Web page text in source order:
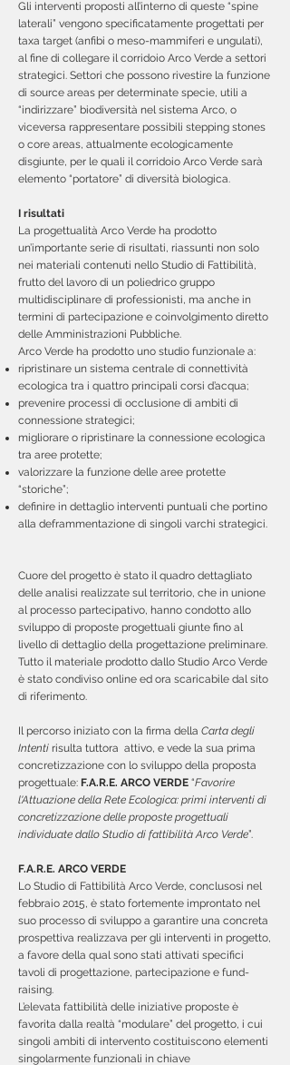
Gli interventi proposti all’interno di queste “spine
laterali” vengono specificatamente progettati per
taxa target (anfibi o meso-mammiferi e ungulati),
al fine di collegare il corridoio Arco Verde a settori
strategici. Settori che possono rivestire la funzione
di source areas per determinate specie, utili a
“indirizzare” biodiversità nel sistema Arco, o
viceversa rappresentare possibili stepping stones
o core areas, attualmente ecologicamente
disgiunte, per le quali il corridoio Arco Verde sarà
elemento “portatore” di diversità biologica.
I risultati
La progettualità Arco Verde ha prodotto
un’importante serie di risultati, riassunti non solo
nei materiali contenuti nello Studio di Fattibilità,
frutto del lavoro di un poliedrico gruppo
multidisciplinare di professionisti, ma anche in
termini di partecipazione e coinvolgimento diretto
delle Amministrazioni Pubbliche.
Arco Verde ha prodotto uno studio funzionale a:
ripristinare un sistema centrale di connettività
ecologica tra i quattro principali corsi d’acqua;
prevenire processi di occlusione di ambiti di
connessione strategici;
migliorare o ripristinare la connessione ecologica
tra aree protette;
valorizzare la funzione delle aree protette
“storiche”;
definire in dettaglio interventi puntuali che portino
alla deframmentazione di singoli varchi strategici.
Cuore del progetto è stato il quadro dettagliato
delle analisi realizzate sul territorio, che in unione
al processo partecipativo, hanno condotto allo
sviluppo di proposte progettuali giunte fino al
livello di dettaglio della progettazione preliminare.
Tutto il materiale prodotto dallo Studio Arco Verde
è stato condiviso online ed ora scaricabile dal sito
di riferimento.
Il percorso iniziato con la firma della Carta degli
Intenti risulta tuttora attivo, e vede la sua prima
concretizzazione con lo sviluppo della proposta
progettuale: F.A.R.E. ARCO VERDE “Favorire
l'Attuazione della Rete Ecologica: primi interventi di
concretizzazione delle proposte progettuali
individuate dallo Studio di fattibilità Arco Verde”.
F.A.R.E. ARCO VERDE
Lo Studio di Fattibilità Arco Verde, conclusosi nel
febbraio 2015, è stato fortemente improntato nel
suo processo di sviluppo a garantire una concreta
prospettiva realizzava per gli interventi in progetto,
a favore della qual sono stati attivati specifici
tavoli di progettazione, partecipazione e fund-
raising.
L’elevata fattibilità delle iniziative proposte è
favorita dalla realtà “modulare” del progetto, i cui
singoli ambiti di intervento costituiscono elementi
singolarmente funzionali in chiave